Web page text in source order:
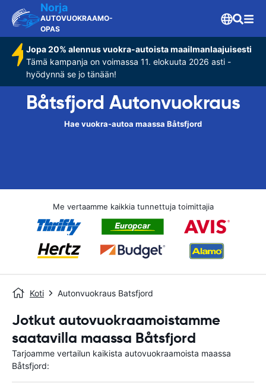
Norja
AUTOVUOKRAAMO-
OPAS
Jopa 20% alennus vuokra-autoista maailmanlaajuisesti
Tämä kampanja on voimassa 11. elokuuta 2026 asti -
hyödynnä se jo tänään!
Båtsfjord Autonvuokraus
Hae vuokra-autoa maassa Båtsfjord
Me vertaamme kaikkia tunnettuja toimittajia
Koti Autonvuokraus Batsfjord
Jotkut autovuokraamoistamme
saatavilla maassa Båtsfjord
Tarjoamme vertailun kaikista autovuokraamoista maassa
Båtsfjord: